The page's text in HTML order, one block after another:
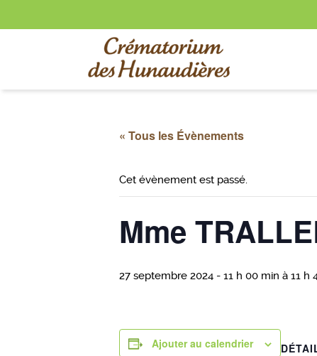
« Tous les Évènements
Cet évènement est passé.
Mme
27 septembre 2024 - 11 h 00 min à 11 h
Ajouter au calendrier